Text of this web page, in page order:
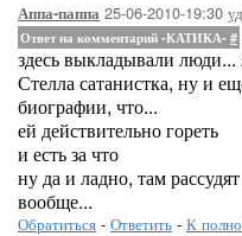
Аппа-паппа 25-06-2010-19:30
Ответ на комментарий -КАТИКА- #
здесь выкладывали люди...
Стелла сатанистка, ну и
биографии, что...
ей действительно гореть
и есть за что
ну да и ладно, там
вообще...
Обратиться - Ответить - К